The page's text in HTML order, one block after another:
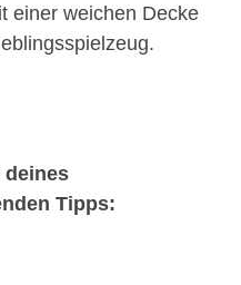
einer weichen Decke
deines
Tipps: